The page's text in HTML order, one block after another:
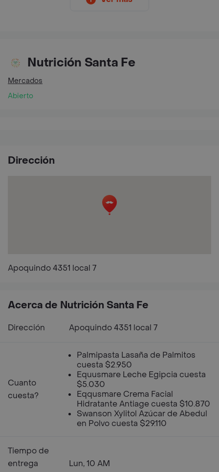
Nutrición Santa Fe
Mercados
Abierto
Dirección
Apoquindo 4351 local 7
Acerca de Nutrición Santa Fe
Dirección Apoquindo 4351 local 7
Cuanto
cuesta?
Palmipasta Lasaña de Palmitos
cuesta $2.950
Equusmare Leche Egipcia cuesta
$5.030
Eqqusmare Crema Facial
Hidratante Antiage cuesta $10.870
Swanson Xylitol Azúcar de Abedul
en Polvo cuesta $29.110
Tiempo de
entrega
Lun, 10 AM